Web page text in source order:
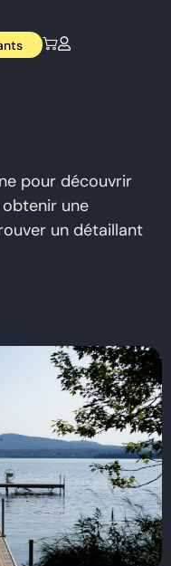
pour découvrir
obtenir une
un détaillant